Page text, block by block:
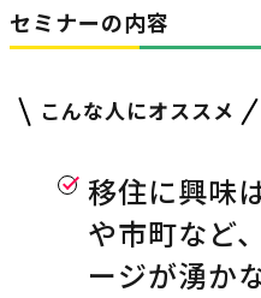
セミナーの内容
こんな人にオススメ
移住に興味
や市町など
ージが湧か